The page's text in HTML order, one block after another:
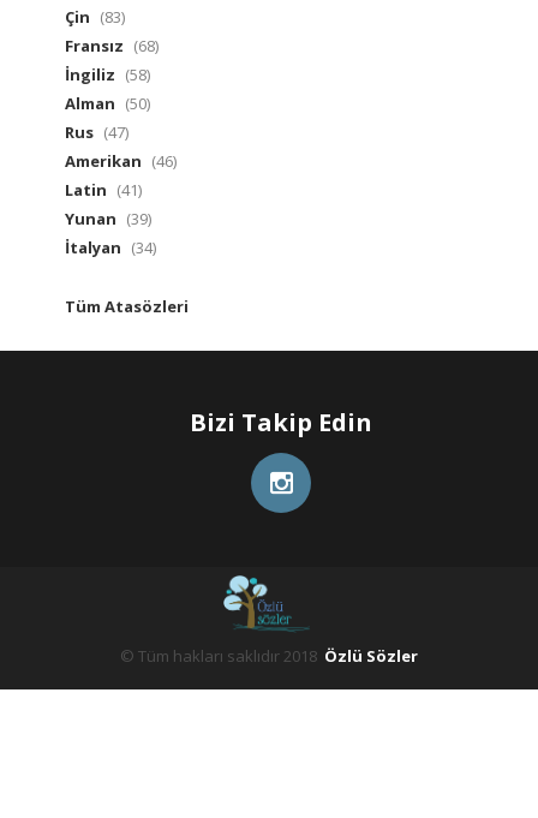
Çin (83)
Fransız (68)
İngiliz (58)
Alman (50)
Rus (47)
Amerikan (46)
Latin (41)
Yunan (39)
İtalyan (34)
Tüm Atasözleri
Bizi Takip Edin
© Tüm hakları saklıdır 2018 Özlü Sözler